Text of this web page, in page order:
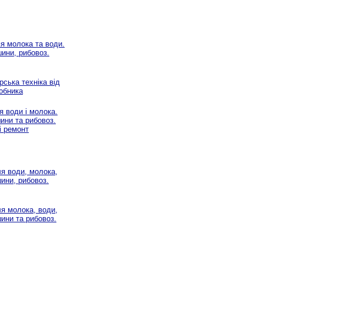
молока та води.
рибовоз.
техніка від
води і молока.
та рибовоз.
ремонт
води, молока,
рибовоз.
молока, води,
та рибовоз.